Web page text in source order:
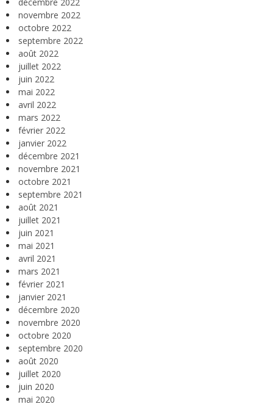
novembre 2022
octobre 2022
septembre 2022
août 2022
juillet 2022
juin 2022
mai 2022
avril 2022
mars 2022
février 2022
janvier 2022
décembre 2021
novembre 2021
octobre 2021
septembre 2021
août 2021
juillet 2021
juin 2021
mai 2021
avril 2021
mars 2021
février 2021
janvier 2021
décembre 2020
novembre 2020
octobre 2020
septembre 2020
août 2020
juillet 2020
juin 2020
mai 2020